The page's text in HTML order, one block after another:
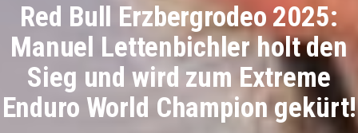
Red Bull Erzbergrodeo 2025:
Manuel Lettenbichler holt den
Sieg und wird zum Extreme
Enduro World Champion gekürt!